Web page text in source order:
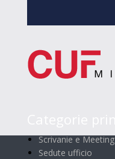
Scrivanie e Meeting
Sedute ufficio